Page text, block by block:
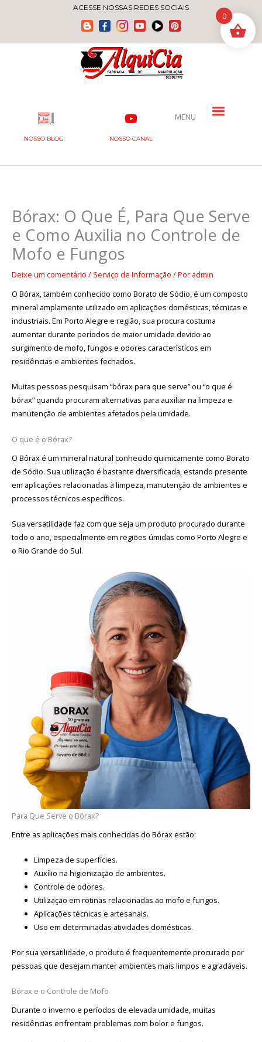
conteúdo
ACESSE NOSSAS REDES SOCIAIS
NOSSO BLOG NOSSO CANAL
MENU
Bórax: O Que É, Para Que Serve
e Como Auxilia no Controle de
Mofo e Fungos
Deixe um comentário / Serviço de Informação / Por admin
O Bórax, também conhecido como Borato de Sódio, é um composto
mineral amplamente utilizado em aplicações domésticas, técnicas e
industriais. Em Porto Alegre e região, sua procura costuma
aumentar durante períodos de maior umidade devido ao
surgimento de mofo, fungos e odores característicos em
residências e ambientes fechados.
Muitas pessoas pesquisam “bórax para que serve” ou “o que é
bórax” quando procuram alternativas para auxiliar na limpeza e
manutenção de ambientes afetados pela umidade.
O que é o Bórax?
O Bórax é um mineral natural conhecido quimicamente como Borato
de Sódio. Sua utilização é bastante diversificada, estando presente
em aplicações relacionadas à limpeza, manutenção de ambientes e
processos técnicos específicos.
Sua versatilidade faz com que seja um produto procurado durante
todo o ano, especialmente em regiões úmidas como Porto Alegre e
o Rio Grande do Sul.
Para Que Serve o Bórax?
Entre as aplicações mais conhecidas do Bórax estão:
Limpeza de superfícies.
Auxílio na higienização de ambientes.
Controle de odores.
Utilização em rotinas relacionadas ao mofo e fungos.
Aplicações técnicas e artesanais.
Uso em determinadas atividades domésticas.
Por sua versatilidade, o produto é frequentemente procurado por
pessoas que desejam manter ambientes mais limpos e agradáveis.
Bórax e o Controle de Mofo
Durante o inverno e períodos de elevada umidade, muitas
residências enfrentam problemas com bolor e fungos.
0